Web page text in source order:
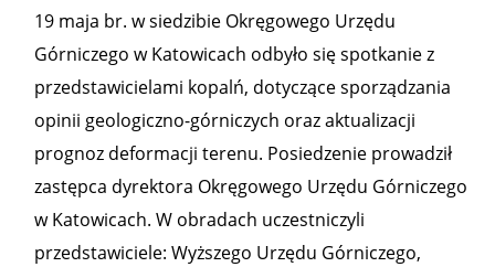
19 maja br. w siedzibie Okręgowego Urzędu
Górniczego w Katowicach odbyło się spotkanie z
przedstawicielami kopalń, dotyczące sporządzania
opinii geologiczno-górniczych oraz aktualizacji
prognoz deformacji terenu. Posiedzenie prowadził
zastępca dyrektora Okręgowego Urzędu Górniczego
w Katowicach. W obradach uczestniczyli
przedstawiciele: Wyższego Urzędu Górniczego,